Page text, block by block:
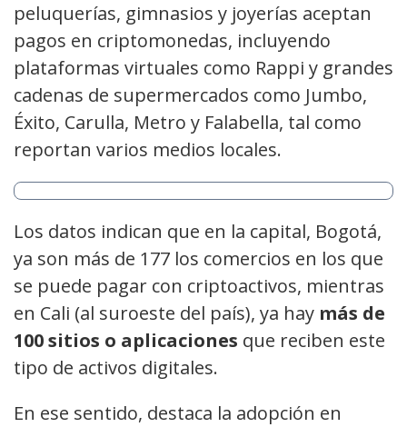
peluquerías, gimnasios y joyerías aceptan
pagos en criptomonedas, incluyendo
plataformas virtuales como Rappi y grandes
cadenas de supermercados como Jumbo,
Éxito, Carulla, Metro y Falabella, tal como
reportan varios medios locales.
Los datos indican que en la capital, Bogotá,
ya son más de 177 los comercios en los que
se puede pagar con criptoactivos, mientras
en Cali (al suroeste del país), ya hay más de
100 sitios o aplicaciones que reciben este
tipo de activos digitales.
En ese sentido, destaca la adopción en